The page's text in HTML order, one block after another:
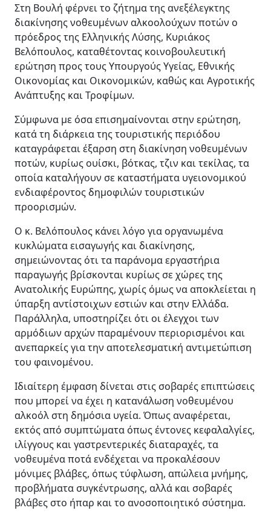
Στη Βουλή φέρνει το ζήτημα της ανεξέλεγκτης
διακίνησης νοθευμένων αλκοολούχων ποτών ο
πρόεδρος της Ελληνικής Λύσης, Κυριάκος
Βελόπουλος, καταθέτοντας κοινοβουλευτική
ερώτηση προς τους Υπουργούς Υγείας, Εθνικής
Οικονομίας και Οικονομικών, καθώς και Αγροτικής
Ανάπτυξης και Τροφίμων.
Σύμφωνα με όσα επισημαίνονται στην ερώτηση,
κατά τη διάρκεια της τουριστικής περιόδου
καταγράφεται έξαρση στη διακίνηση νοθευμένων
ποτών, κυρίως ουίσκι, βότκας, τζιν και τεκίλας, τα
οποία καταλήγουν σε καταστήματα υγειονομικού
ενδιαφέροντος δημοφιλών τουριστικών
προορισμών.
Ο κ. Βελόπουλος κάνει λόγο για οργανωμένα
κυκλώματα εισαγωγής και διακίνησης,
σημειώνοντας ότι τα παράνομα εργαστήρια
παραγωγής βρίσκονται κυρίως σε χώρες της
Ανατολικής Ευρώπης, χωρίς όμως να αποκλείεται η
ύπαρξη αντίστοιχων εστιών και στην Ελλάδα.
Παράλληλα, υποστηρίζει ότι οι έλεγχοι των
αρμόδιων αρχών παραμένουν περιορισμένοι και
ανεπαρκείς για την αποτελεσματική αντιμετώπιση
του φαινομένου.
Ιδιαίτερη έμφαση δίνεται στις σοβαρές επιπτώσεις
που μπορεί να έχει η κατανάλωση νοθευμένου
αλκοόλ στη δημόσια υγεία. Όπως αναφέρεται,
εκτός από συμπτώματα όπως έντονες κεφαλαλγίες,
ιλίγγους και γαστρεντερικές διαταραχές, τα
νοθευμένα ποτά ενδέχεται να προκαλέσουν
μόνιμες βλάβες, όπως τύφλωση, απώλεια μνήμης,
προβλήματα συγκέντρωσης, αλλά και σοβαρές
βλάβες στο ήπαρ και το ανοσοποιητικό σύστημα.